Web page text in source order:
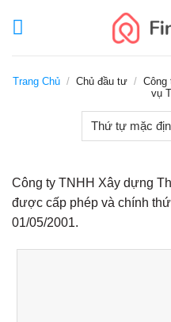
Trang Chủ / Chủ đầu tư / Công
vụ
Công ty TNHH Xây dựng
được cấp phép và chính
01/05/2001.